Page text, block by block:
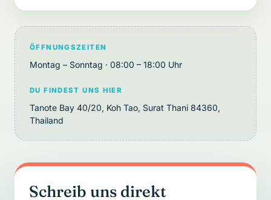
ÖFFNUNGSZEITEN
Montag – Sonntag · 08:00 – 18:00 Uhr
DU FINDEST UNS HIER
Tanote Bay 40/20, Koh Tao, Surat Thani 84360,
Thailand
Schreib uns direkt